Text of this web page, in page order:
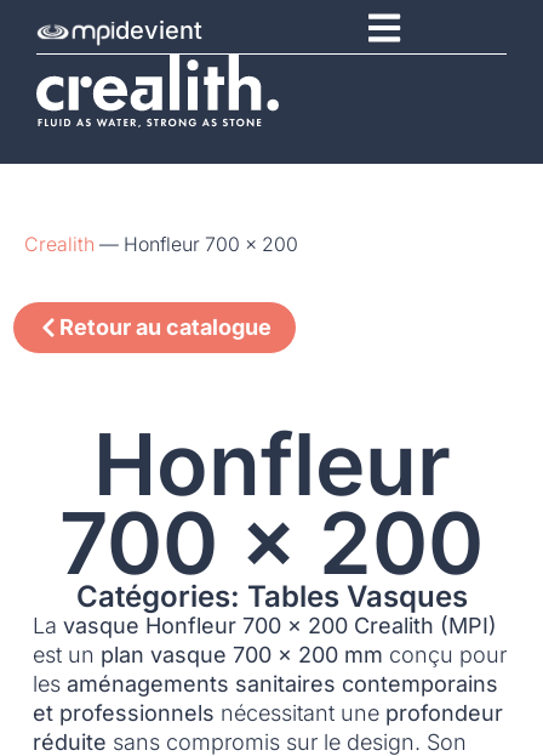
devient
Crealith — Honfleur 700 x 200
Retour au catalogue
Honfleur
700 x 200
Catégories: Tables Vasques
La vasque Honfleur 700 x 200 Crealith (MPI)
est un plan vasque 700 x 200 mm conçu pour
les aménagements sanitaires contemporains
et professionnels nécessitant une profondeur
réduite sans compromis sur le design. Son